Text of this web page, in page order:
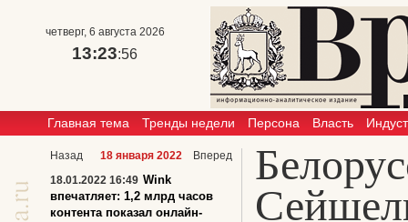
четверг, 6 августа 2026
13:23:56
Главная тема Тренды недели Персона Власть
Назад 18 января 2022
Вперед
18.01.2022 16:49 Wink
впечатляет: 1,2 млрд часов
контента показал онлайн-